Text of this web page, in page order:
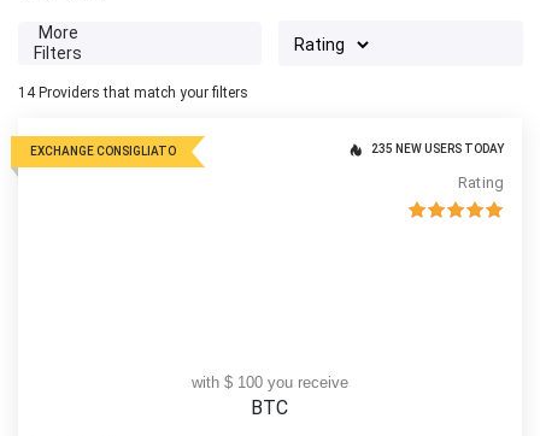
More
Filters
14 Providers that match your filters
EXCHANGE CONSIGLIATO 235 NEW USERS TODAY
Rating
with $ 100 you receive
BTC